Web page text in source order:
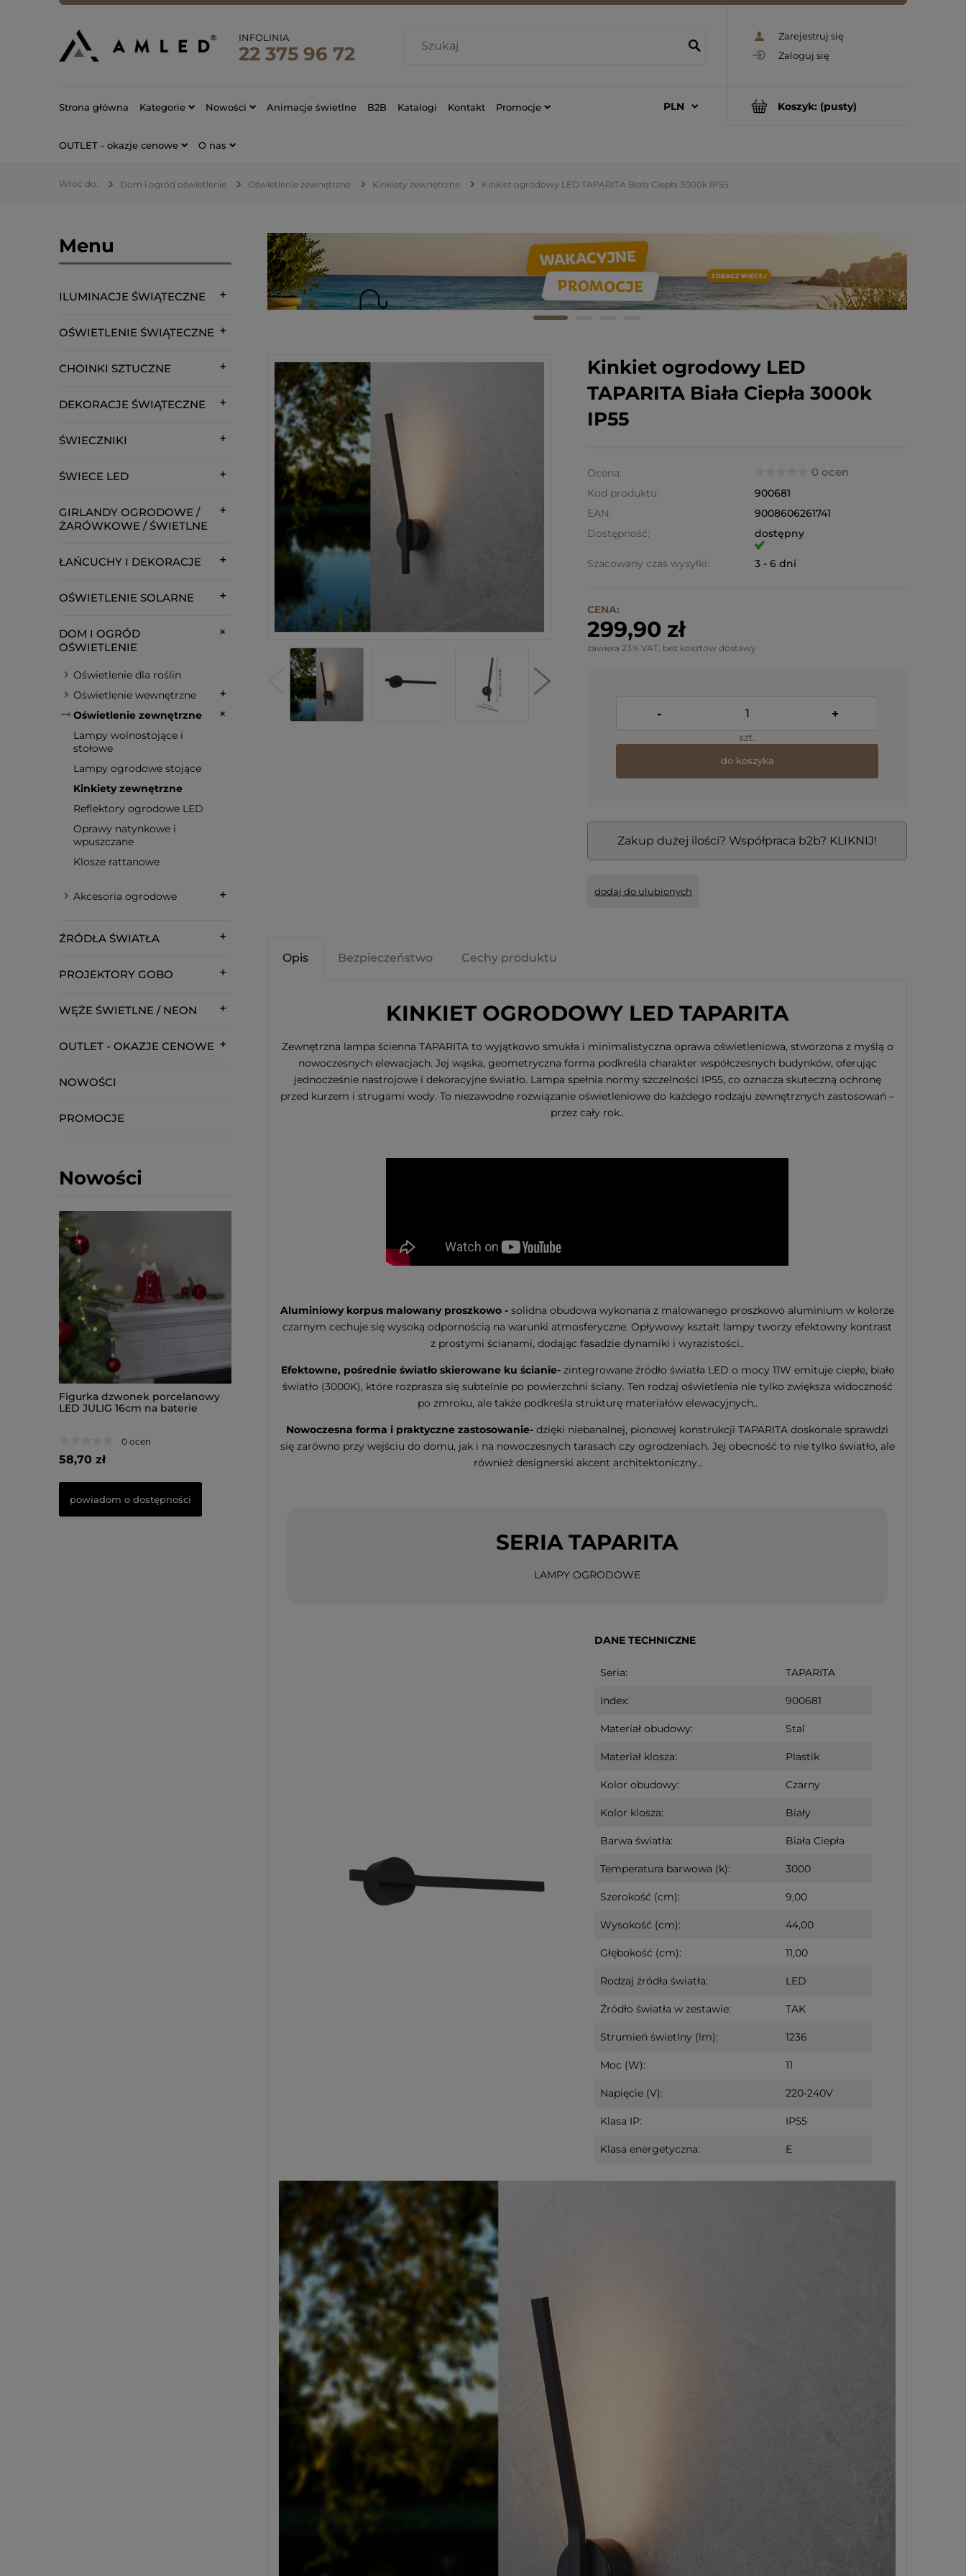
Zarejestruj się
Zaloguj się
INFOLINIA
22 375 96 72
Koszyk: (pusty)
Strona główna Kategorie Nowości Animacje świetlne B2B Katalogi Kontakt Promocje
OUTLET - okazje cenowe O nas
Dom i ogród oświetlenie Oświetlenie zewnętrzne Kinkiety zewnętrzne Kinkiet ogrodowy LED TAPARITA Biała Ciepła 3000k IP55
Menu
ILUMINACJE ŚWIĄTECZNE
OŚWIETLENIE ŚWIĄTECZNE
CHOINKI SZTUCZNE
DEKORACJE ŚWIĄTECZNE
ŚWIECZNIKI
ŚWIECE LED
GIRLANDY OGRODOWE /
ŻARÓWKOWE / ŚWIETLNE
ŁAŃCUCHY I DEKORACJE
OŚWIETLENIE SOLARNE
DOM I OGRÓD
OŚWIETLENIE
Oświetlenie dla roślin
Oświetlenie wewnętrzne
Oświetlenie zewnętrzne
Lampy wolnostojące i
stołowe
Lampy ogrodowe stojące
Kinkiety zewnętrzne
Reflektory ogrodowe LED
Oprawy natynkowe i
wpuszczane
Klosze rattanowe
Akcesoria ogrodowe
ŹRÓDŁA ŚWIATŁA
PROJEKTORY GOBO
WĘŻE ŚWIETLNE / NEON
OUTLET - OKAZJE CENOWE
NOWOŚCI
PROMOCJE
Nowości
Figurka dzwonek porcelanowy
LED JULIG 16cm na baterie
0 ocen
58,70 zł
powiadom o dostępności
Figurka Piesek Led DOGGE
0 ocen
Dekoracja świąteczna szklany
Bałwanek Led OLLE 31cm na
Dekoracja świąteczna szklana
choinka Led CANDY TREE 16cm
33,70 zł
Kinkiet ogrodowy LED
TAPARITA Biała Ciepła 3000k
IP55
Ocena: 0 ocen
Kod produktu:
900681
EAN:
9008606261741
Dostępność:
dostępny
Szacowany czas wysyłki: 3 - 6 dni
CENA:
299,90 zł
zawiera 23% VAT, bez kosztów dostawy
- +
szt.
do koszyka
Zakup dużej ilości? Współpraca b2b? KLIKNIJ!
dodaj do ulubionych
Opis Bezpieczeństwo Cechy produktu
KINKIET OGRODOWY LED TAPARITA
Zewnętrzna lampa ścienna TAPARITA to wyjątkowo smukła i minimalistyczna oprawa oświetleniowa, stworzona z myślą o
nowoczesnych elewacjach. Jej wąska, geometryczna forma podkreśla charakter współczesnych budynków, oferując
jednocześnie nastrojowe i dekoracyjne światło. Lampa spełnia normy szczelności IP55, co oznacza skuteczną ochronę
przed kurzem i strugami wody. To niezawodne rozwiązanie oświetleniowe do każdego rodzaju zewnętrznych zastosowań –
przez cały rok..
Aluminiowy korpus malowany proszkowo - solidna obudowa wykonana z malowanego proszkowo aluminium w kolorze
czarnym cechuje się wysoką odpornością na warunki atmosferyczne. Opływowy kształt lampy tworzy efektowny kontrast
z prostymi ścianami, dodając fasadzie dynamiki i wyrazistości..
Efektowne, pośrednie światło skierowane ku ścianie- zintegrowane źródło światła LED o mocy 11W emituje ciepłe, białe
światło (3000K), które rozprasza się subtelnie po powierzchni ściany. Ten rodzaj oświetlenia nie tylko zwiększa widoczność
po zmroku, ale także podkreśla strukturę materiałów elewacyjnych..
Nowoczesna forma i praktyczne zastosowanie- dzięki niebanalnej, pionowej konstrukcji TAPARITA doskonale sprawdzi
się zarówno przy wejściu do domu, jak i na nowoczesnych tarasach czy ogrodzeniach. Jej obecność to nie tylko światło, ale
również designerski akcent architektoniczny..
SERIATAPARITA
LAMPY OGRODOWE
DANE TECHNICZNE
Seria: TAPARITA
Index: 900681
Materiał obudowy: Stal
Materiał klosza: Plastik
Kolor obudowy: Czarny
Kolor klosza: Biały
Barwa światła: Biała Ciepła
Temperatura barwowa (k): 3000
Szerokość (cm): 9,00
Wysokość (cm): 44,00
Głębokość (cm): 11,00
Rodzaj źródła światła: LED
Źródło światła w zestawie: TAK
Strumień świetlny (lm): 1236
Moc (W): 11
Napięcie (V): 220-240V
Klasa IP: IP55
Klasa energetyczna: E